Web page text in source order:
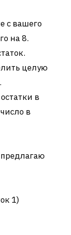
с вашего
на 8.
целую
в
в
предлагаю
1)